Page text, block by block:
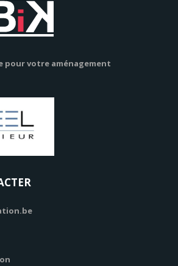
pour votre aménagement